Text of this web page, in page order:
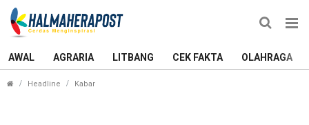
AWAL AGRARIA LITBANG CEK FAKTA OLAHRAGA
Headline Kabar